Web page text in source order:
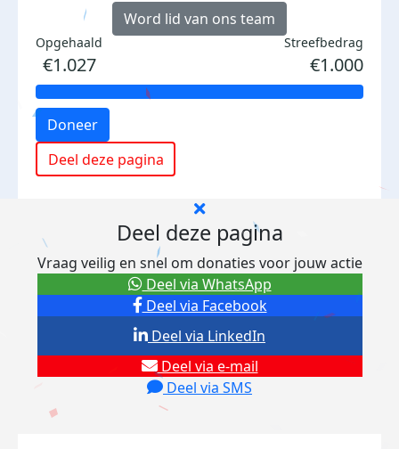
Word lid van ons team
Opgehaald
€1.027
Streefbedrag
€1.000
Doneer
Deel deze pagina
Deel deze pagina
Vraag veilig en snel om donaties voor jouw actie
Deel via Facebook
Deel via e-mail
Deel via SMS
Deel via LinkedIn
Deel via WhatsApp